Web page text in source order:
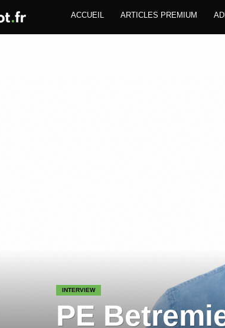
ACCUEIL ARTICLES PREMIUM
INTERVIEW
PE